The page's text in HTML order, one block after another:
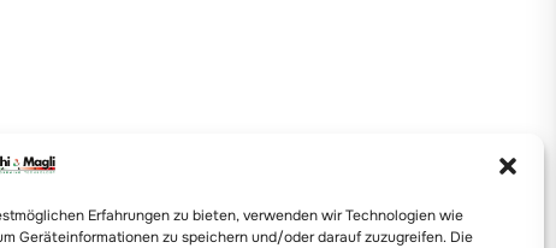
Erfahrungen zu bieten, verwenden wir Technologien wie
Geräteinformationen zu speichern und/oder darauf zuzugreifen. Die